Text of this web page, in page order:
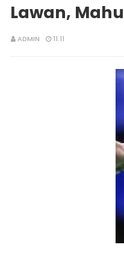
Lawan,
ADMIN 11:11